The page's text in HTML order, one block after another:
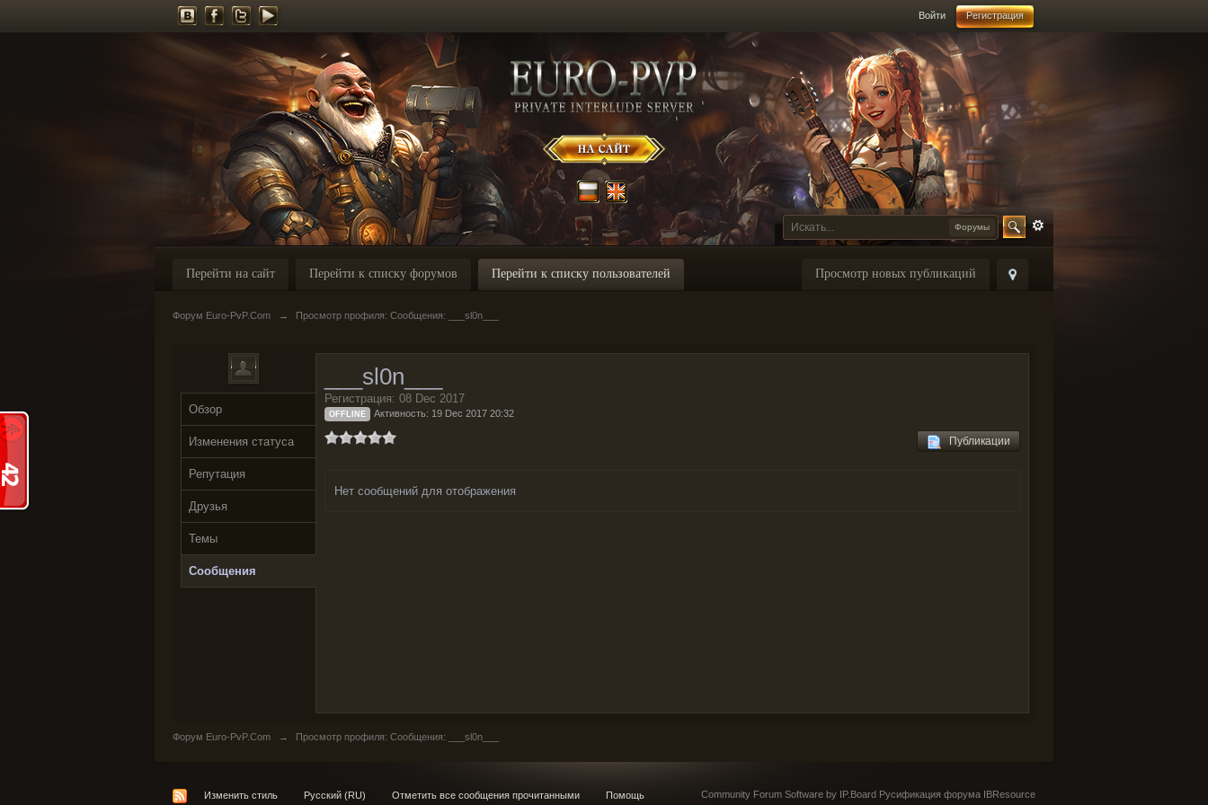
Войти Регистрация
Форумы
Просмотр новых публикаций
Перейти на сайт Перейти к списку форумов Перейти к списку пользователей
Форум Euro-PvP.Com → Просмотр профиля: Сообщения: ___sl0n___
Обзор
Изменения статуса
Репутация
Друзья
Темы
Сообщения
___sl0n___
Регистрация: 08 Dec 2017
OFFLINE Активность: 19 Dec 2017 20:32
Публикации
Нет сообщений для отображения
Форум Euro-PvP.Com → Просмотр профиля: Сообщения: ___sl0n___
Изменить стиль Русский (RU) Отметить все сообщения прочитанными Помощь Community Forum Software by IP.Board Русификация форума IBResource